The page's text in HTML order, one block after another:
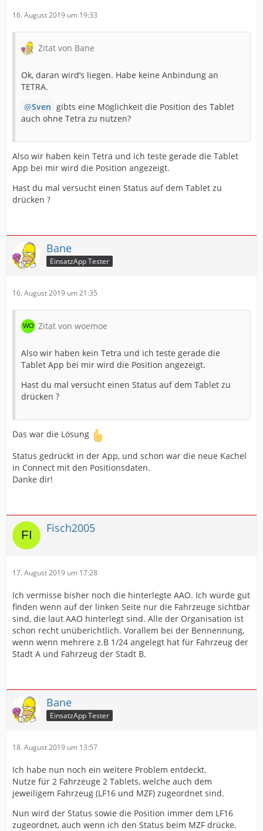
16. August 2019 um 19:33
Zitat von Bane
Ok, daran wird’s liegen. Habe keine Anbindung an
TETRA.
Sven gibts eine Möglichkeit die Position des Tablet
auch ohne Tetra zu nutzen?
Also wir haben kein Tetra und ich teste gerade die Tablet
App bei mir wird die Position angezeigt.
Hast du mal versucht einen Status auf dem Tablet zu
drücken ?
Bane
EinsatzApp Tester
16. August 2019 um 21:35
Zitat von woemoe
Also wir haben kein Tetra und ich teste gerade die
Tablet App bei mir wird die Position angezeigt.
Hast du mal versucht einen Status auf dem Tablet zu
drücken ?
Das war die Lösung
Status gedrückt in der App, und schon war die neue Kachel
in Connect mit den Positionsdaten.
Danke dir!
Fisch2005
17. August 2019 um 17:28
Ich vermisse bisher noch die hinterlegte AAO. Ich würde gut
finden wenn auf der linken Seite nur die Fahrzeuge sichtbar
sind, die laut AAO hinterlegt sind. Alle der Organisation ist
schon recht unüberichtlich. Vorallem bei der Bennennung,
wenn wenn mehrere z.B 1/24 angelegt hat für Fahrzeug der
Stadt A und Fahrzeug der Stadt B.
Bane
EinsatzApp Tester
18. August 2019 um 13:57
Ich habe nun noch ein weitere Problem entdeckt.
Nutze für 2 Fahrzeuge 2 Tablets, welche auch dem
jeweiligem Fahrzeug (LF16 und MZF) zugeordnet sind.
Nun wird der Status sowie die Position immer dem LF16
zugeordnet, auch wenn ich den Status beim MZF drücke.